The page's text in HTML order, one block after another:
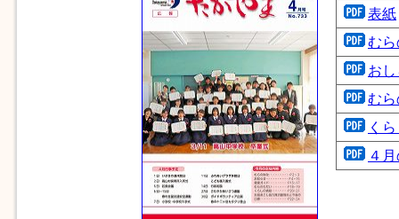
表紙
む
お
む
く
４